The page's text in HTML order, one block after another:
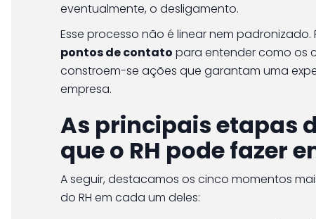
eventualmente, o desligamento.
Esse processo não é linear nem
pontos de contato para entender como os
constroem-se ações que garantam uma
empresa.
As principais etapas
que o RH pode fazer
A seguir, destacamos os cinco momentos
do RH em cada um deles: